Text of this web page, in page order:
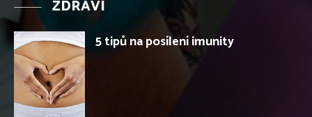
ZDRAVÍ
5 tipů na posílení imunity